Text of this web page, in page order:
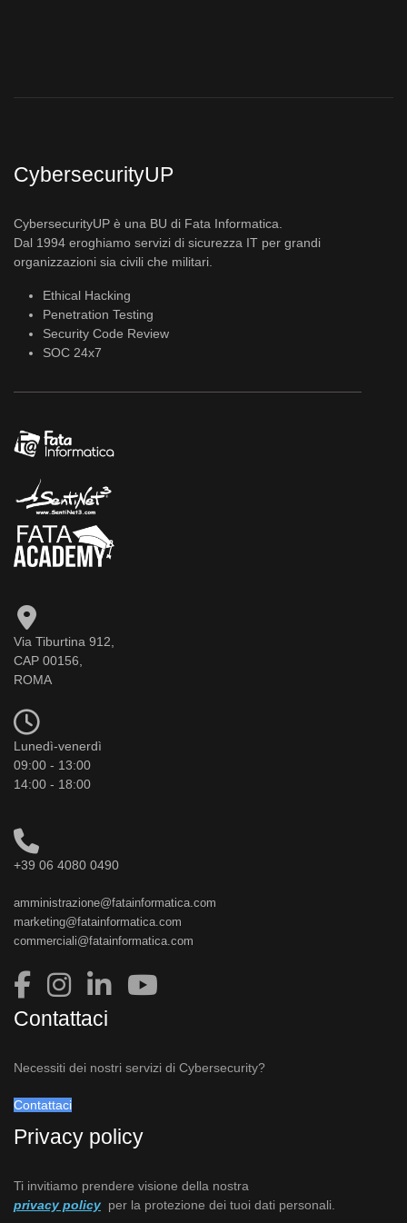
CybersecurityUP
CybersecurityUP è una BU di Fata Informatica.
Dal 1994 eroghiamo servizi di sicurezza IT per grandi
organizzazioni sia civili che militari.
Ethical Hacking
Penetration Testing
Security Code Review
SOC 24x7
Via Tiburtina 912,
CAP 00156,
ROMA
Lunedì-venerdì
09:00 - 13:00
14:00 - 18:00
+39 06 4080 0490
amministrazione@fatainformatica.com
marketing@fatainformatica.com
commerciali@fatainformatica.com
Contattaci
Necessiti dei nostri servizi di Cybersecurity?
Contattaci
Privacy policy
Ti invitiamo prendere visione della nostra
privacy policy per la protezione dei tuoi dati personali.